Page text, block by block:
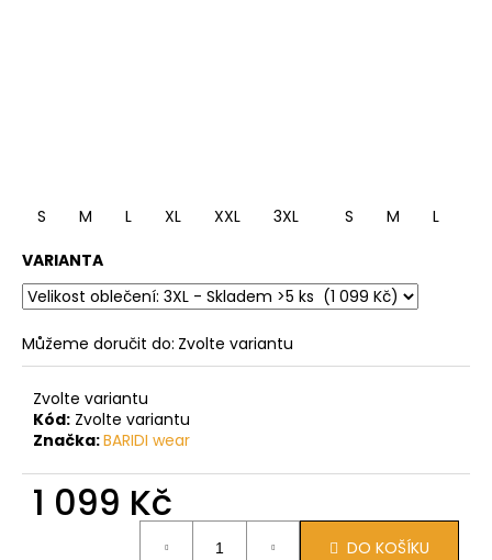
S M L XL XXL 3XL S M L
VARIANTA
Můžeme doručit do: Zvolte variantu
Zvolte variantu
Kód: Zvolte variantu
Značka:BARIDI wear
1 099 Kč
DO KOŠÍKU